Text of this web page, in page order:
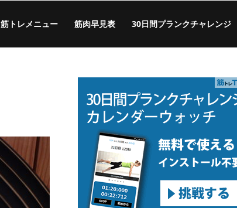
筋トレメニュー 筋肉早見表 30日間プランクチャレンジ